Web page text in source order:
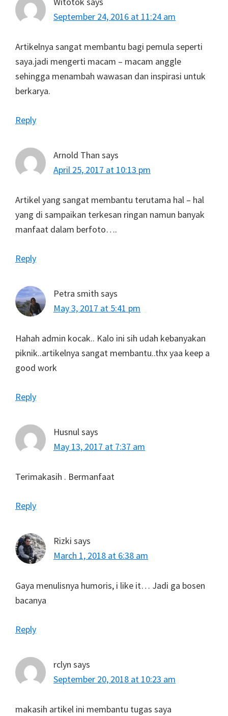
September 24, 2016 at 11:24 am
Artikelnya sangat membantu bagi pemula seperti
saya.jadi mengerti macam – macam anggle
sehingga menambah wawasan dan inspirasi untuk
berkarya.
Reply
Arnold Than says
April 25, 2017 at 10:13 pm
Artikel yang sangat membantu terutama hal – hal
yang di sampaikan terkesan ringan namun banyak
manfaat dalam berfoto….
Reply
Petra smith says
May 3, 2017 at 5:41 pm
Hahah admin kocak.. Kalo ini sih udah kebanyakan
piknik..artikelnya sangat membantu..thx yaa keep a
good work
Reply
Husnulsays
May 13, 2017 at 7:37 am
Terimakasih . Bermanfaat
Reply
Rizki says
March 1, 2018 at 6:38 am
Gaya menulisnya humoris, i like it… Jadi ga bosen
bacanya
Reply
rclyn says
September 20, 2018 at 10:23 am
makasih artikel ini membantu tugas saya